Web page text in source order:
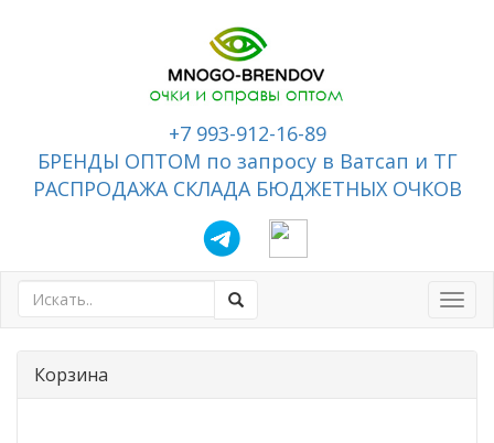
+7 993-912-16-89
БРЕНДЫ ОПТОМ по запросу в Ватсап и ТГ
РАСПРОДАЖА СКЛАДА БЮДЖЕТНЫХ ОЧКОВ
Корзина